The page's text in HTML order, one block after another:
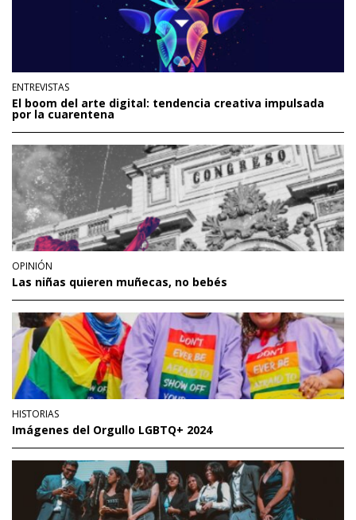
ENTREVISTAS
El boom del arte digital: tendencia creativa impulsada
por la cuarentena
OPINIÓN
Las niñas quieren muñecas, no bebés
HISTORIAS
Imágenes del Orgullo LGBTQ+ 2024